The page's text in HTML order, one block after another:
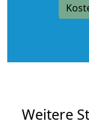
Weitere